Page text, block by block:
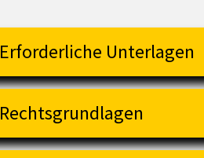
Erforderliche Unterlagen
Rechtsgrundlagen